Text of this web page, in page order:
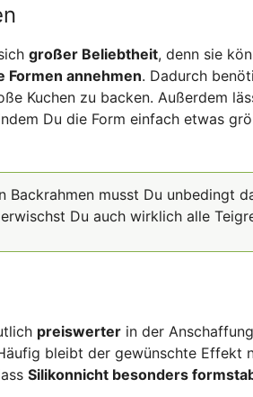
großer Beliebtheit, denn sie
Formen annehmen. Dadurch
Kuchen zu backen. Außerdem
Du die Form einfach etwas
Backrahmen musst Du unbedingt
Du auch wirklich alle
preiswerter in der
bleibt der gewünschte Effekt
Silikonnicht besonders